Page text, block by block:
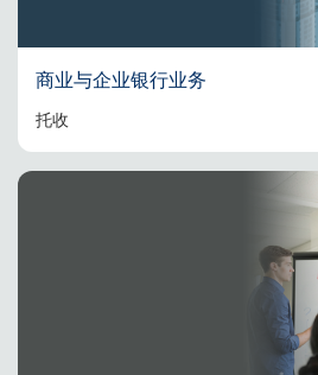
商业与企业银行业务
托收